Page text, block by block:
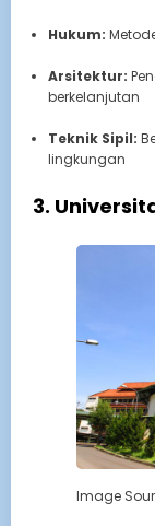
Hukum:
Arsitektur:
berkelanjutan
Teknik Sipil:
lingkungan
3.
Image